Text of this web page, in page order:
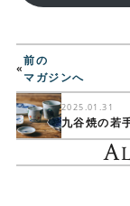
«
前の
マガジンへ
A
2025.01.31
九谷焼の若